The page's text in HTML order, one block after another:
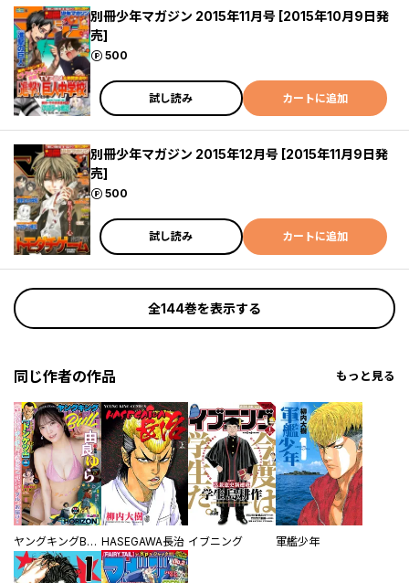
別冊少年マガジン 2015年11月号 [2015年10月9日発
売]
500
ポイント
試し読み カートに追加
別冊少年マガジン 2015年12月号 [2015年11月9日発
売]
500
ポイント
試し読み カートに追加
全144巻を表示する
同じ作者の作品 もっと見る
ヤングキングBULL HASEGAWA長治 イブニング 軍艦少年